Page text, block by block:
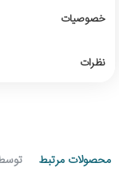
شده در ته دستگاه
و از قیمت مناسبی نیز
خصوصیات
نظرات
محصولات مرتبط